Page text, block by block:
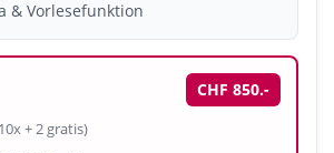
& Vorlesefunktion
CHF 850.-
+ 2 gratis)